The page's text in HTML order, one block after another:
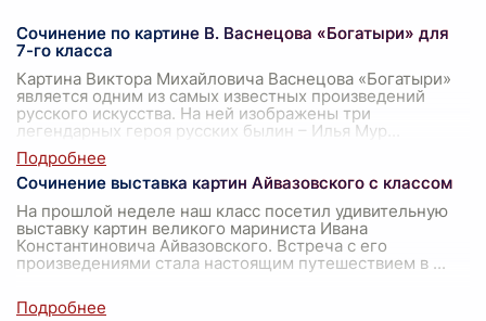
Сочинение по картине В. Васнецова «Богатыри» для
7-го класса
Картина Виктора Михайловича Васнецова «Богатыри»
является одним из самых известных произведений
русского искусства. На ней изображены три
легендарных героя русских былин – Илья Мур
Сочинение выставка картин Айвазовского с классом
На прошлой неделе наш класс посетил удивительную
выставку картин великого мариниста Ивана
Константиновича Айвазовского. Встреча с его
произведениями стала настоящим путешествием в ...